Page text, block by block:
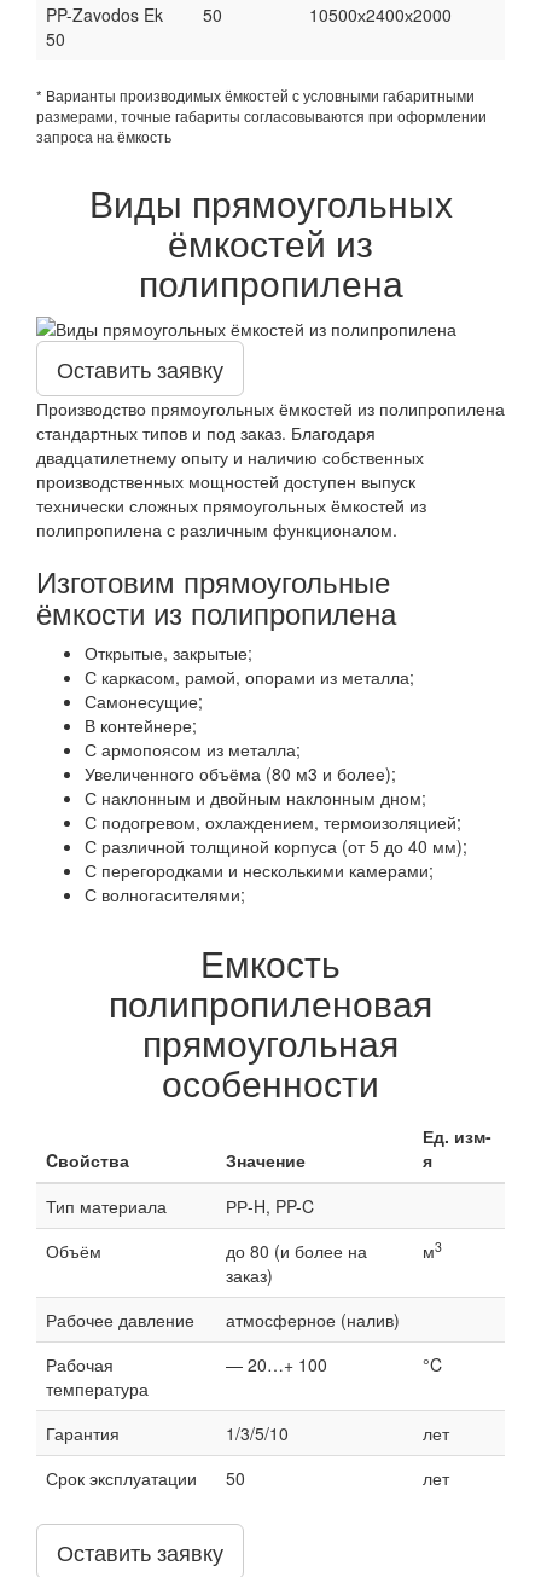
PP-Zavodos Ek
50
50 10500х2400х2000
* Варианты производимых ёмкостей с условными габаритными
размерами, точные габариты согласовываются при оформлении
запроса на ёмкость
Виды прямоугольных
ёмкостей из
полипропилена
Оставить заявку
Производство прямоугольных ёмкостей из полипропилена
стандартных типов и под заказ. Благодаря
двадцатилетнему опыту и наличию собственных
производственных мощностей доступен выпуск
технически сложных прямоугольных ёмкостей из
полипропилена с различным функционалом.
Изготовим прямоугольные
ёмкости из полипропилена
Открытые, закрытые;
С каркасом, рамой, опорами из металла;
Самонесущие;
В контейнере;
С армопоясом из металла;
Увеличенного объёма (80 м3 и более);
С наклонным и двойным наклонным дном;
С подогревом, охлаждением, термоизоляцией;
С различной толщиной корпуса (от 5 до 40 мм);
С перегородками и несколькими камерами;
С волногасителями;
Емкость
полипропиленовая
прямоугольная
особенности
Cвойства Значение
Ед. изм-
я
Тип материала
РР-H, PP-C
Объём
до 80 (и более на
заказ)
м3
Рабочее давление
атмосферное (налив)
Рабочая
температура
— 20…+ 100 °C
Гарантия 1/3/5/10
лет
Срок эксплуатации
50 лет
Оставить заявку